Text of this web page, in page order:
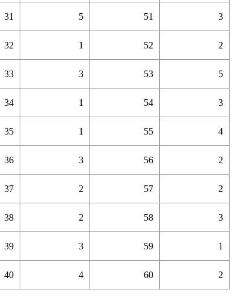
31 5 51 3
32 1 52 2
33 3 53 5
34 1 54 3
35 1 55 4
36 3 56 2
37 2 57 2
38 2 58 3
39 3 59 1
40 4 60 2